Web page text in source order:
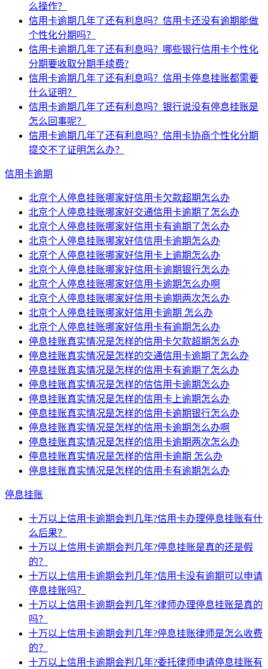
么操作？
信用卡逾期几年了还有利息吗？信用卡还没有逾期能做
个性化分期吗？
信用卡逾期几年了还有利息吗？哪些银行信用卡个性化
分期要收取分期手续费?
信用卡逾期几年了还有利息吗？信用卡停息挂账都需要
什么证明？
信用卡逾期几年了还有利息吗？银行说没有停息挂账是
怎么回事呢？
信用卡逾期几年了还有利息吗？信用卡协商个性化分期
提交不了证明怎么办？
信用卡逾期
北京个人停息挂账哪家好信用卡欠款超期怎么办
北京个人停息挂账哪家好交通信用卡逾期了怎么办
北京个人停息挂账哪家好信用卡有逾期了怎么办
北京个人停息挂账哪家好信信用卡逾期怎么办
北京个人停息挂账哪家好信用卡上逾期怎么办
北京个人停息挂账哪家好信用卡逾期银行怎么办
北京个人停息挂账哪家好信用卡逾期怎么办啊
北京个人停息挂账哪家好信用卡逾期两次怎么办
北京个人停息挂账哪家好信用卡逾期 怎么办
北京个人停息挂账哪家好信用卡有逾期怎么办
停息挂账真实情况是怎样的信用卡欠款超期怎么办
停息挂账真实情况是怎样的交通信用卡逾期了怎么办
停息挂账真实情况是怎样的信用卡有逾期了怎么办
停息挂账真实情况是怎样的信信用卡逾期怎么办
停息挂账真实情况是怎样的信用卡上逾期怎么办
停息挂账真实情况是怎样的信用卡逾期银行怎么办
停息挂账真实情况是怎样的信用卡逾期怎么办啊
停息挂账真实情况是怎样的信用卡逾期两次怎么办
停息挂账真实情况是怎样的信用卡逾期 怎么办
停息挂账真实情况是怎样的信用卡有逾期怎么办
停息挂账
十万以上信用卡逾期会判几年?信用卡办理停息挂账有什
么后果？
十万以上信用卡逾期会判几年?停息挂账是真的还是假
的？
十万以上信用卡逾期会判几年?信用卡没有逾期可以申请
停息挂账吗？
十万以上信用卡逾期会判几年?律师办理停息挂账是真的
吗？
十万以上信用卡逾期会判几年?停息挂账律师是怎么收费
的？
十万以上信用卡逾期会判几年?委托律师申请停息挂账有